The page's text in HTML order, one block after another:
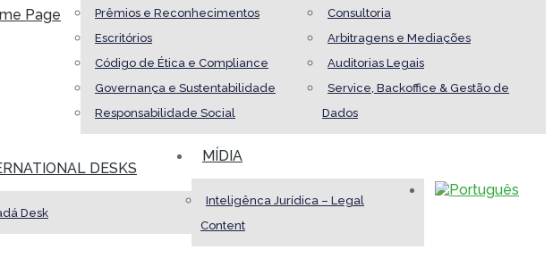
Page
Prêmios e Reconhecimentos
Escritórios
Código de Ética e Compliance
Governança e Sustentabilidade
Responsabilidade Social
Consultoria
Arbitragens e Mediações
Auditorias Legais
Service, Backoffice & Gestão de
Dados
DESKS
Desk
MÍDIA
Inteligênca Jurídica – Legal
Content